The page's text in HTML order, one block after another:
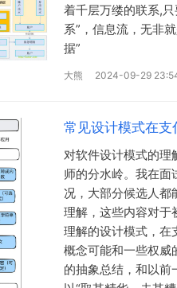
着千层万缕的联系,
系”，信息流，无非
据”
大熊 2024-09-29
常见设计模式在
对软件设计模式的理
师的分水岭。我在面
况，大部分候选人都
理解，这些内容对于
理解的设计模式，在
概念可能和一些权威
的抽象总结，和以前